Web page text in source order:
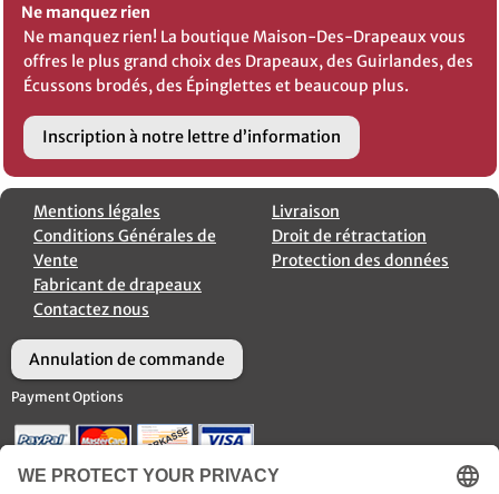
Ne manquez rien
Ne manquez rien! La boutique Maison-Des-Drapeaux vous
offres le plus grand choix des Drapeaux, des Guirlandes, des
Écussons brodés, des Épinglettes et beaucoup plus.
Inscription à notre lettre d’information
Mentions légales
Conditions Générales de
Vente
Fabricant de drapeaux
Contactez nous
Livraison
Droit de rétractation
Protection des données
Annulation de commande
Payment Options